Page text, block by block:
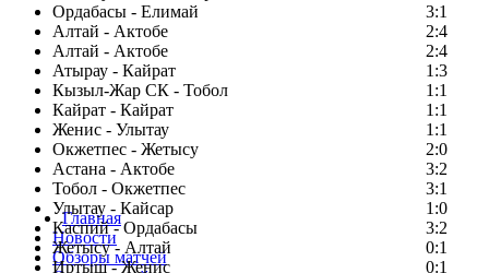
Ордабасы - Елимай
3:1
Алтай - Актобе
2:4
Алтай - Актобе
2:4
Атырау - Кайрат
1:3
Кызыл-Жар СК - Тобол
1:1
Кайрат - Кайрат
1:1
Женис - Улытау
1:1
Окжетпес - Жетысу
2:0
Астана - Актобе
3:2
Тобол - Окжетпес
3:1
Улытау - Кайсар
1:0
Каспий - Ордабасы
3:2
Жетысу - Алтай
0:1
Иртыш - Женис
0:1
Главная
Новости
Обзоры матчей